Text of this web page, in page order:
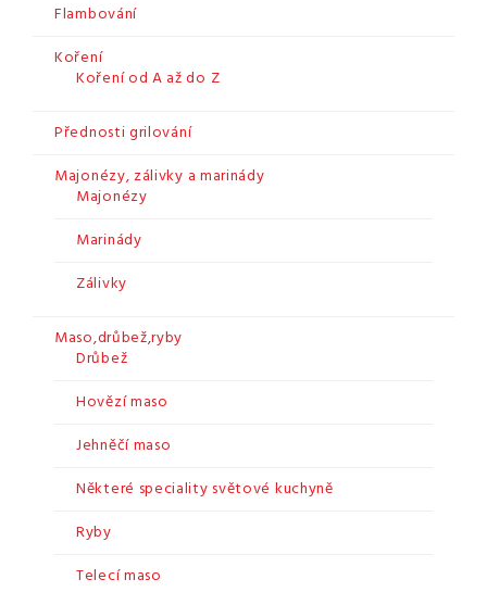
Flambování
Koření
Koření od A až do Z
Přednosti grilování
Majonézy, zálivky a marinády
Majonézy
Marinády
Zálivky
Maso,drůbež,ryby
Drůbež
Hovězí maso
Jehněčí maso
Některé speciality světové kuchyně
Ryby
Telecí maso